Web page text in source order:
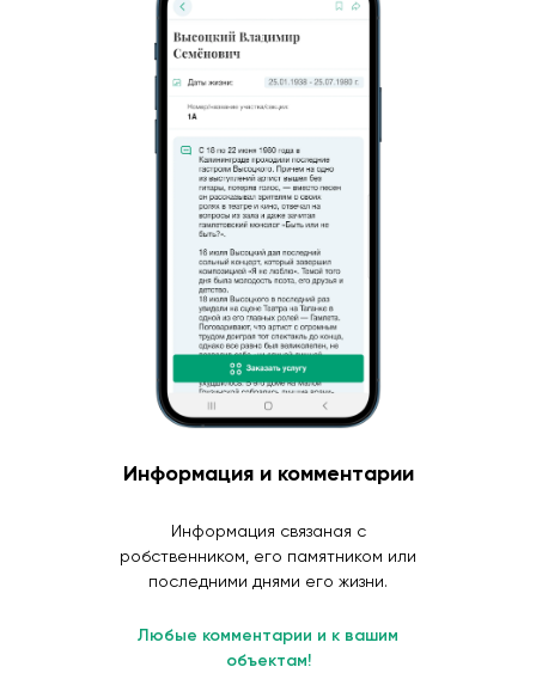
Информация и комментарии
Информация связаная с
робственником, его памятником или
последними днями его жизни.
Любые комментарии и к вашим
объектам!